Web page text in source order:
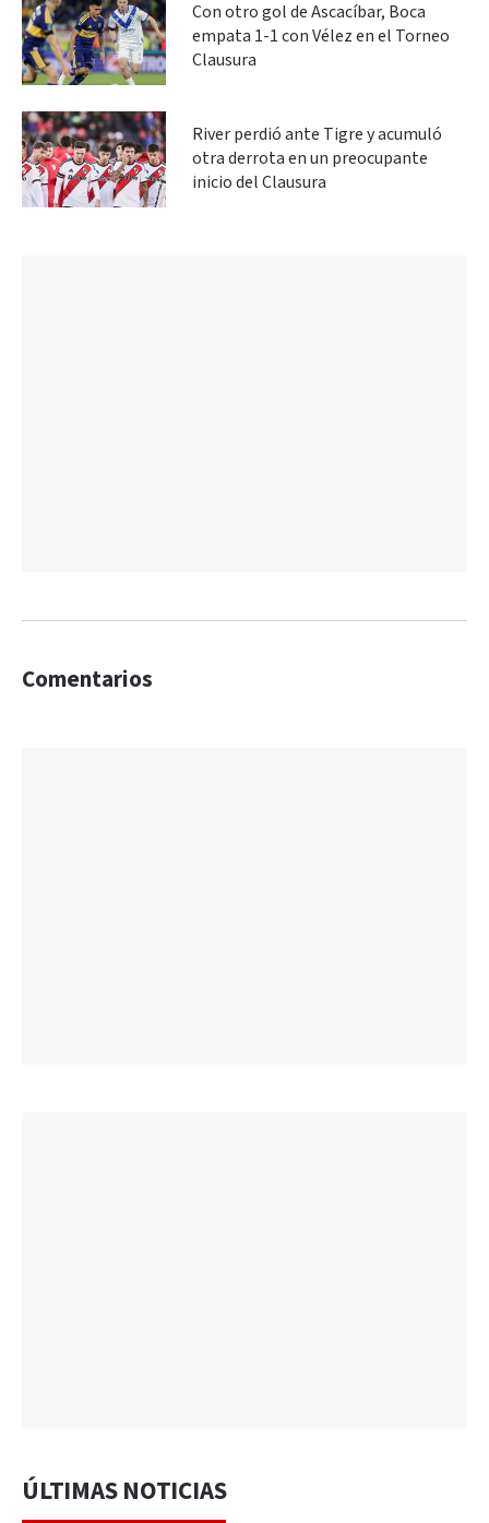
Con otro gol de Ascacíbar, Boca
empata 1-1 con Vélez en el Torneo
Clausura
River perdió ante Tigre y acumuló
otra derrota en un preocupante
inicio del Clausura
Comentarios
ÚLTIMAS NOTICIAS